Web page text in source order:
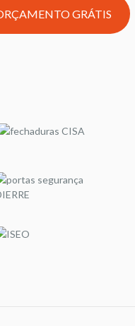
GRÁTIS